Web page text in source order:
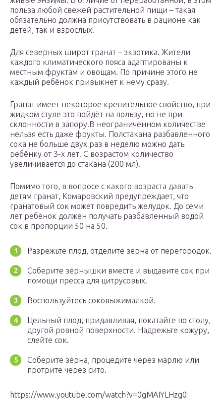
польза любой свежей растительной пищи – такая
обязательно должна присутствовать в рационе как
детей, так и взрослых!
Для северных широт гранат – экзотика. Жители
каждого климатического пояса адаптированы к
местным фруктам и овощам. По причине этого не
каждый ребёнок привыкнет к нему сразу.
Гранат имеет некоторое крепительное свойство, при
жидком стуле это пойдёт на пользу, но не при
склонности в запору.В неограниченном количестве
нельзя есть даже фрукты. Полстакана разбавленного
сока не больше двух раз в неделю можно дать
ребёнку от 3-х лет. С возрастом количество
увеличивается до стакана (200 мл).
Помимо того, в вопросе с какого возраста давать
детям гранат, Комаровский предупреждает, что
гранатовый сок может повредить желудок. До семи
лет ребёнок должен получать разбавленный водой
сок в пропорции 50 на 50.
Разрежьте плод, отделите зёрна от перегородок.
Соберите зёрнышки вместе и выдавите сок при
помощи пресса для цитрусовых.
Воспользуйтесь соковыжималкой.
Цельный плод, придавливая, покатайте по столу,
другой ровной поверхности. Надрежьте кожуру,
слейте сок.
Соберите зёрна, процедите через марлю или
протрите через сито.
https://www.youtube.com/watch?v=0gMAIYLHzg0